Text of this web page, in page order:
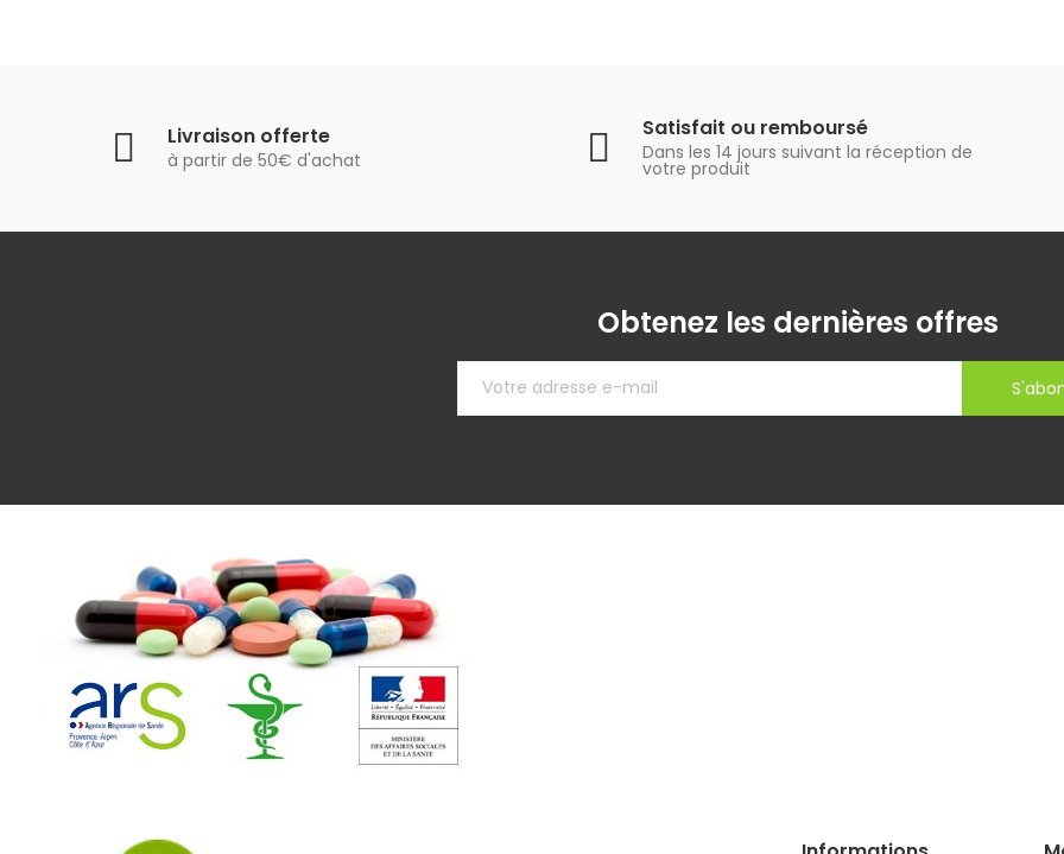
Livraison offerte
à partir de 50€ d'achat
Satisfait ou remboursé
Dans les 14 jours suivant la réception de
votre produit
Obtenez les dernières offres